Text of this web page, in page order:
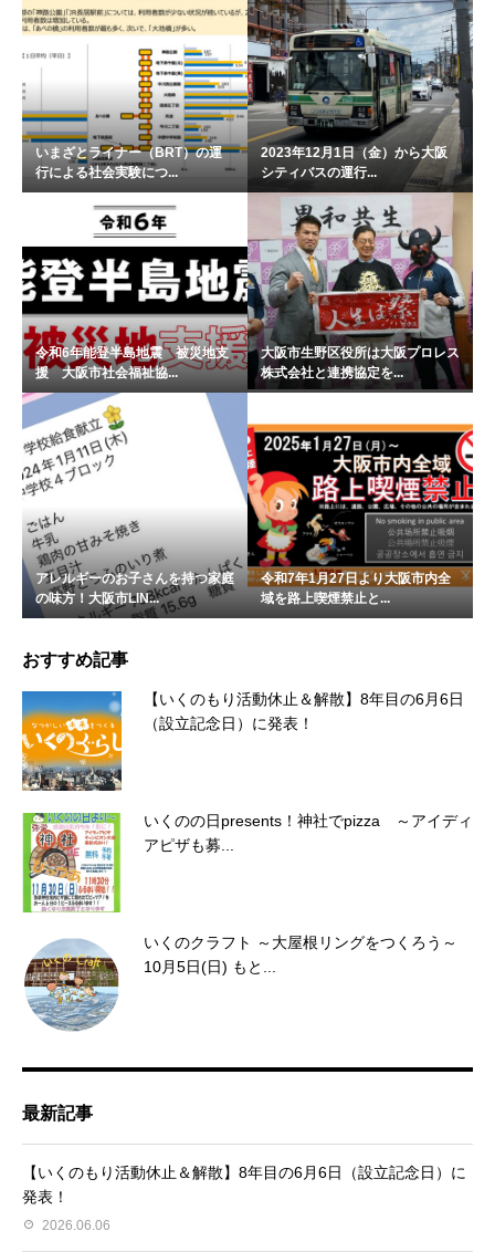
いまざとライナー（BRT）の運
行による社会実験につ...
2023年12月1日（金）から大阪
シティバスの運行...
令和6年能登半島地震 被災地支
援 大阪市社会福祉協...
大阪市生野区役所は大阪プロレス
株式会社と連携協定を...
アレルギーのお子さんを持つ家庭
の味方！大阪市LIN...
令和7年1月27日より大阪市内全
域を路上喫煙禁止と...
おすすめ記事
【いくのもり活動休止＆解散】8年目の6月6日
（設立記念日）に発表！
いくのの日presents！神社でpizza ～アイディ
アピザも募...
いくのクラフト ～大屋根リングをつくろう～
10月5日(日) もと...
最新記事
【いくのもり活動休止＆解散】8年目の6月6日（設立記念日）に
発表！
2026.06.06